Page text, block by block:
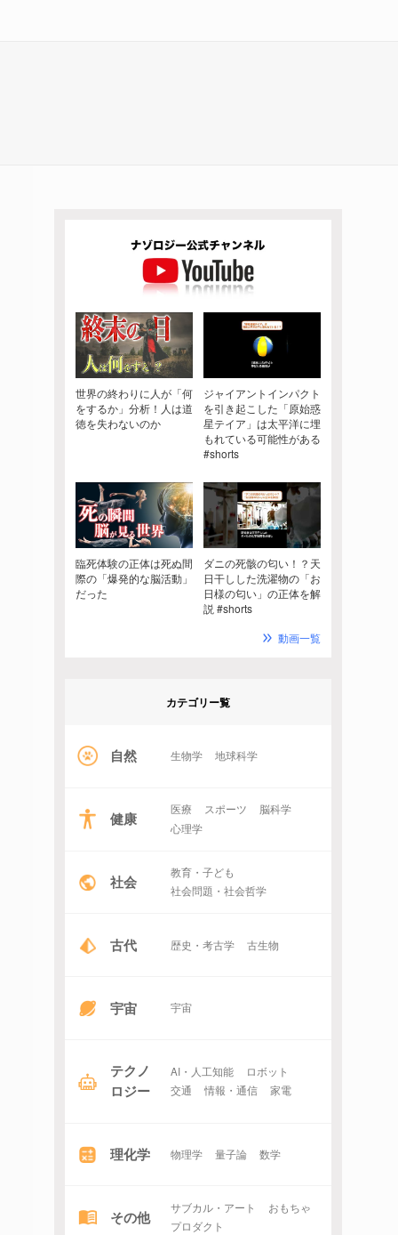
世界の終わりに人が「何
をするか」分析！人は道
徳を失わないのか
ジャイアントインパクト
を引き起こした「原始惑
星テイア」は太平洋に埋
もれている可能性がある
#shorts
臨死体験の正体は死ぬ間
際の「爆発的な脳活動」
だった
ダニの死骸の匂い！？天
日干しした洗濯物の「お
日様の匂い」の正体を解
説 #shorts
動画一覧
カテゴリー覧
自然 生物学 地球科学
健康 医療 スポーツ
脳科学
心理学
社会
教育・子ども
社会問題・社会哲学
古代 歴史・考古学 古生物
宇宙 宇宙
テクノ
ロジー
AI・人工知能
ロボット
交通
情報・通信 家電
理化学 物理学 量子論 数学
その他 サブカル・アート
おもちゃ
プロダクト